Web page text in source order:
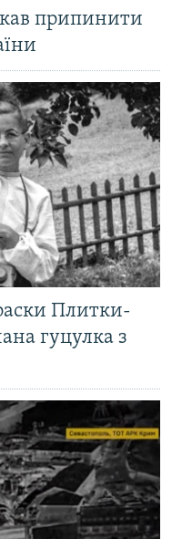
припинити
Плитки-
гуцулка з